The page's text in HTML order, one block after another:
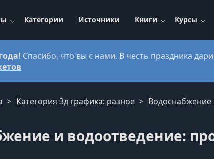
Категории Источники Книги Курсы
Спасибо, что вы с нами. В честь праздника
Категория 3д графика: разное Водоснабжение
и водоотведение: